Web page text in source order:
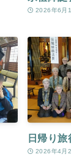
2026年6月1
日帰り
2026年4月